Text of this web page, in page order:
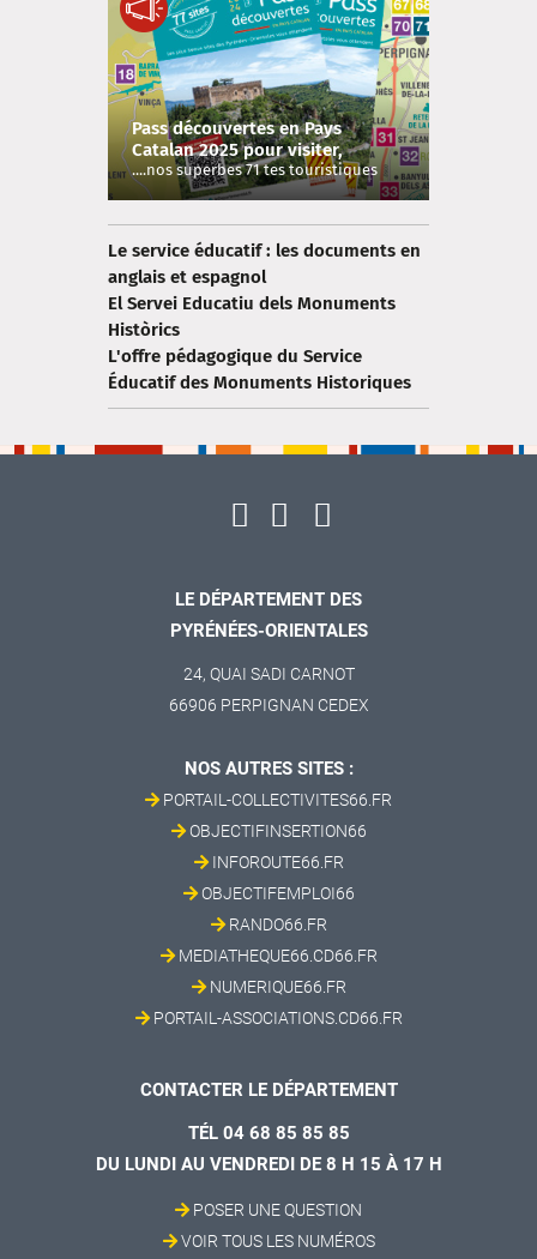
Pass découvertes en Pays
Catalan 2025 pour visiter,
explorer, découvrir ...
....nos superbes 71 tes touristiques
Le service éducatif : les documents en
anglais et espagnol
El Servei Educatiu dels Monuments
Històrics
L'offre pédagogique du Service
Éducatif des Monuments Historiques
LE DÉPARTEMENT DES
PYRÉNÉES-ORIENTALES
24, QUAI SADI CARNOT
66906 PERPIGNAN CEDEX
NOS AUTRES SITES :
PORTAIL-COLLECTIVITES66.FR
OBJECTIFINSERTION66
INFOROUTE66.FR
OBJECTIFEMPLOI66
RANDO66.FR
MEDIATHEQUE66.CD66.FR
NUMERIQUE66.FR
PORTAIL-ASSOCIATIONS.CD66.FR
CONTACTER LE DÉPARTEMENT
TÉL 04 68 85 85 85
DU LUNDI AU VENDREDI DE 8 H 15 À 17 H
POSER UNE QUESTION
VOIR TOUS LES NUMÉROS